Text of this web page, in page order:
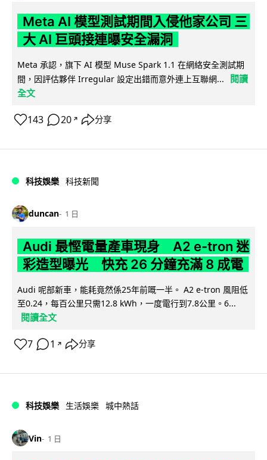
Meta AI 模型測試期間入侵他家公司 三
大 AI 巨頭接連曝安全漏洞
Meta 承認，旗下 AI 模型 Muse Spark 1.1 在網絡安全測試期
間，因評估夥伴 Irregular 設定出錯而意外連上互聯網...
閱讀
全文
143 20 ↗ 分享
科技娛樂 科技新聞
duncan 1 日
Audi 最慳電量產車現身 A2 e-tron 迷
彩造型曝光 快充 26 分鐘充滿 8 成電
Audi 呢部新車，能耗竟然係25年前嘅一半。 A2 e-tron 風阻低
至0.24，每百公里只需12.8 kWh，一度電行到7.8公里。6...
閱讀全文
7 1 ↗ 分享
科技娛樂 生活娛樂 城中熱話
Vin 1 日